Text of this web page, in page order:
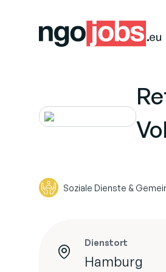
Soziale Dienste &
Dienstort
Hamburg